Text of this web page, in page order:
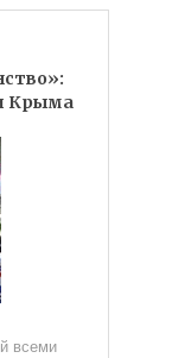
Крыма
всеми